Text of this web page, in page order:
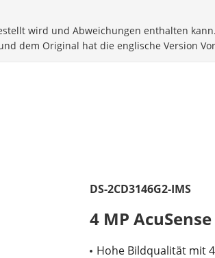
wird und Abweichungen enthalten
dem Original hat die englische Version
DS-2CD3146G2-IMS
4 MP
Hohe Bildqualität mit